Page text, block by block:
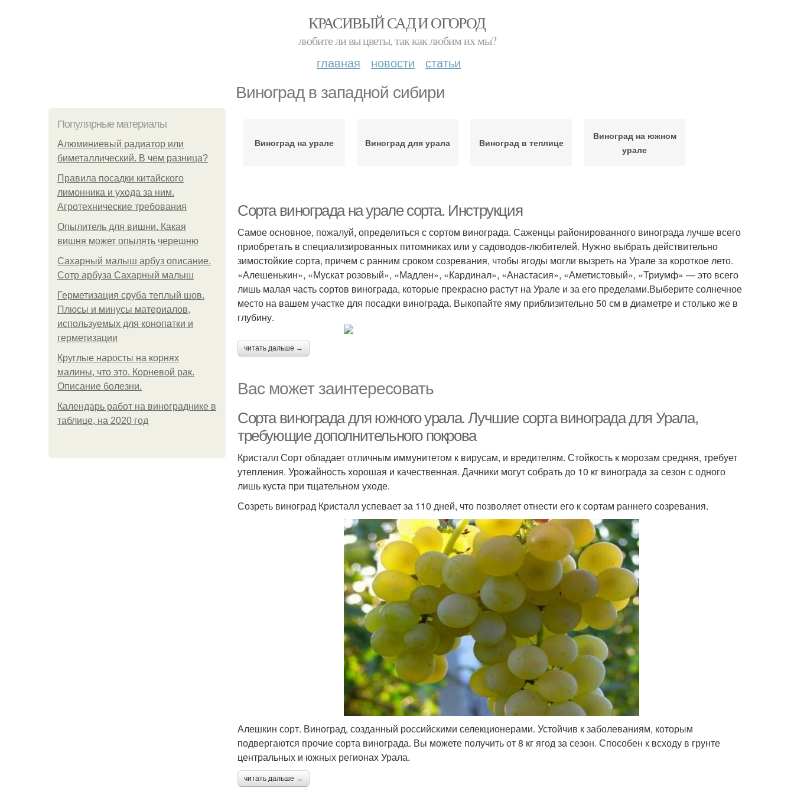
КРАСИВЫЙ САД И ОГОРОД
любите ли вы цветы, так как любим их мы?
главная новости статьи
Виноград в западной сибири
Популярные материалы
Алюминиевый радиатор или
биметаллический. В чем разница?
Правила посадки китайского
лимонника и ухода за ним.
Агротехнические требования
Опылитель для вишни. Какая
вишня может опылять черешню
Сахарный малыш арбуз описание.
Сотр арбуза Сахарный малыш
Герметизация сруба теплый шов.
Плюсы и минусы материалов,
используемых для конопатки и
герметизации
Круглые наросты на корнях
малины, что это. Корневой рак.
Описание болезни.
Календарь работ на винограднике в
таблице, на 2020 год
Виноград на урале Виноград для урала Виноград в теплице
Виноград на южном
урале
Сорта винограда на урале сорта. Инструкция
Самое основное, пожалуй, определиться с сортом винограда. Саженцы районированного винограда лучше всего
приобретать в специализированных питомниках или у садоводов-любителей. Нужно выбрать действительно
зимостойкие сорта, причем с ранним сроком созревания, чтобы ягоды могли вызреть на Урале за короткое лето.
«Алешенькин», «Мускат розовый», «Мадлен», «Кардинал», «Анастасия», «Аметистовый», «Триумф» — это всего
лишь малая часть сортов винограда, которые прекрасно растут на Урале и за его пределами.Выберите солнечное
место на вашем участке для посадки винограда. Выкопайте яму приблизительно 50 см в диаметре и столько же в
глубину.
читать дальше →
Вас может заинтересовать
Сорта винограда для южного урала. Лучшие сорта винограда для Урала,
требующие дополнительного покрова
Кристалл Сорт обладает отличным иммунитетом к вирусам, и вредителям. Стойкость к морозам средняя, требует
утепления. Урожайность хорошая и качественная. Дачники могут собрать до 10 кг винограда за сезон с одного
лишь куста при тщательном уходе.
Созреть виноград Кристалл успевает за 110 дней, что позволяет отнести его к сортам раннего созревания.
Алешкин сорт. Виноград, созданный российскими селекционерами. Устойчив к заболеваниям, которым
подвергаются прочие сорта винограда. Вы можете получить от 8 кг ягод за сезон. Способен к всходу в грунте
центральных и южных регионах Урала.
читать дальше →